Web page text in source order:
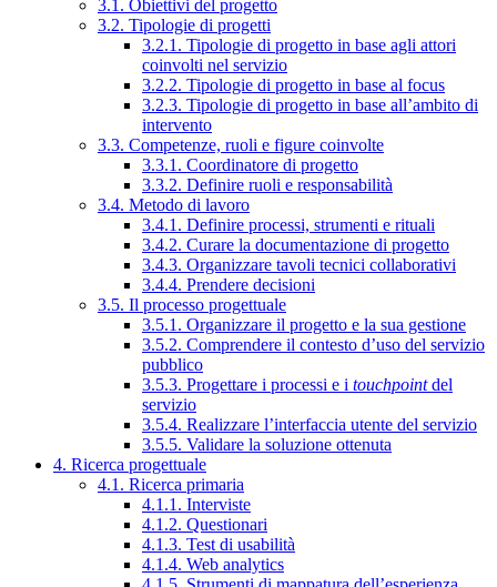
3.1. Obiettivi del progetto
3.2. Tipologie di progetti
3.2.1. Tipologie di progetto in base agli attori
coinvolti nel servizio
3.2.2. Tipologie di progetto in base al focus
3.2.3. Tipologie di progetto in base all’ambito di
intervento
3.3. Competenze, ruoli e figure coinvolte
3.3.1. Coordinatore di progetto
3.3.2. Definire ruoli e responsabilità
3.4. Metodo di lavoro
3.4.1. Definire processi, strumenti e rituali
3.4.2. Curare la documentazione di progetto
3.4.3. Organizzare tavoli tecnici collaborativi
3.4.4. Prendere decisioni
3.5. Il processo progettuale
3.5.1. Organizzare il progetto e la sua gestione
3.5.2. Comprendere il contesto d’uso del servizio
pubblico
3.5.3. Progettare i processi e i touchpointdel
servizio
3.5.4. Realizzare l’interfaccia utente del servizio
3.5.5. Validare la soluzione ottenuta
4. Ricerca progettuale
4.1. Ricerca primaria
4.1.1. Interviste
4.1.2. Questionari
4.1.3. Test di usabilità
4.1.4. Web analytics